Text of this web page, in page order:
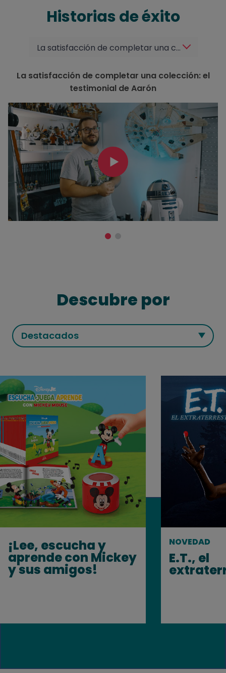
Historias de éxito
La satisfacción de completar una colección: el testimonial de Aarón
La satisfacción de completar una colección: el
testimonial de Aarón
Descubre por
Destacados
¡Lee, escucha y
aprende con Mickey
y sus amigos!
NOVEDAD
E.T., el